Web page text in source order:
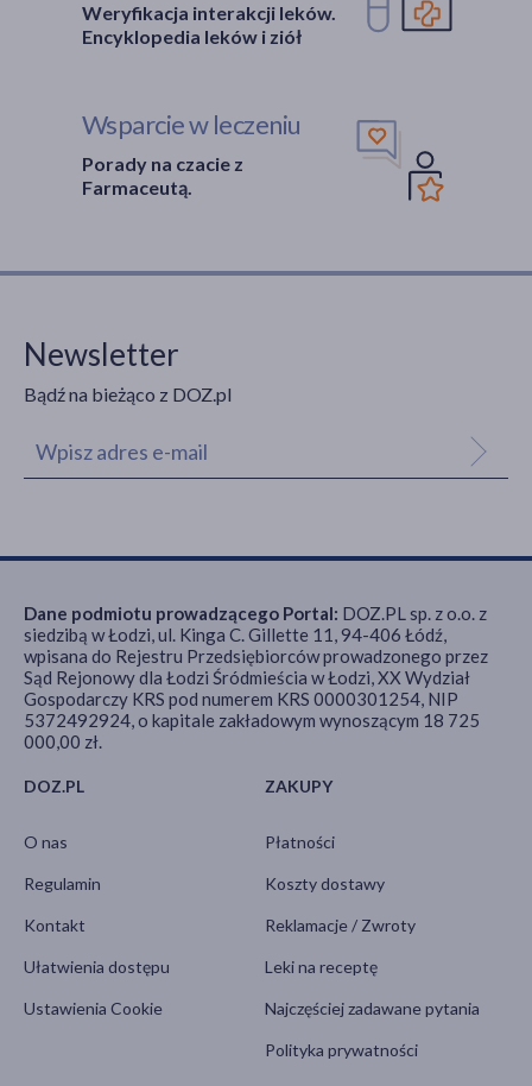
Weryfikacja interakcji leków.
Encyklopedia leków i ziół
Wsparcie w leczeniu
Porady na czacie z
Farmaceutą.
Newsletter
Bądź na bieżąco z DOZ.pl
DOZ.PL
O nas
Regulamin
Kontakt
Ułatwienia dostępu
Ustawienia Cookie
ZAKUPY
Płatności
Koszty dostawy
Reklamacje / Zwroty
Leki na receptę
Najczęściej zadawane pytania
Polityka prywatności
Dane podmiotu prowadzącego Portal: DOZ.PL sp. z o.o. z
siedzibą w Łodzi, ul. Kinga C. Gillette 11, 94-406 Łódź,
wpisana do Rejestru Przedsiębiorców prowadzonego przez
Sąd Rejonowy dla Łodzi Śródmieścia w Łodzi, XX Wydział
Gospodarczy KRS pod numerem KRS 0000301254, NIP
5372492924, o kapitale zakładowym wynoszącym 18 725
000,00 zł.